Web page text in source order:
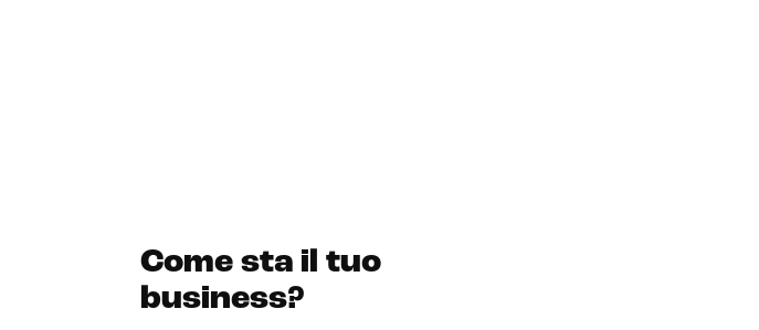
Come sta il tuo
business?